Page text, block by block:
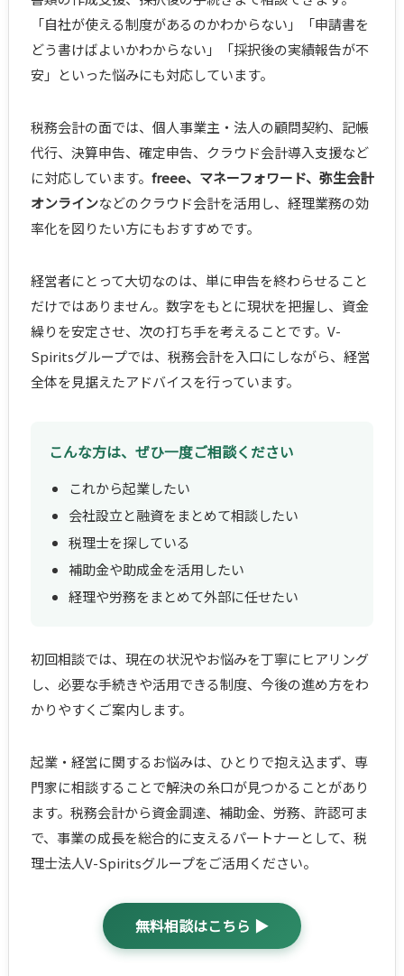
「自社が使える制度があるのかわからない」「申請書を
どう書けばよいかわからない」「採択後の実績報告が不
安」といった悩みにも対応しています。
税務会計の面では、個人事業主・法人の顧問契約、記帳
代行、決算申告、確定申告、クラウド会計導入支援など
に対応しています。 freee、マネーフォワード、弥生会計
オンラインなどのクラウド会計を活用し、経理業務の効
率化を図りたい方にもおすすめです。
経営者にとって大切なのは、単に申告を終わらせること
だけではありません。数字をもとに現状を把握し、資金
繰りを安定させ、次の打ち手を考えることです。V-
Spiritsグループでは、税務会計を入口にしながら、経営
全体を見据えたアドバイスを行っています。
こんな方は、ぜひ一度ご相談ください
これから起業したい
会社設立と融資をまとめて相談したい
税理士を探している
補助金や助成金を活用したい
経理や労務をまとめて外部に任せたい
初回相談では、現在の状況やお悩みを丁寧にヒアリング
し、必要な手続きや活用できる制度、今後の進め方をわ
かりやすくご案内します。
起業・経営に関するお悩みは、ひとりで抱え込まず、専
門家に相談することで解決の糸口が見つかることがあり
ます。税務会計から資金調達、補助金、労務、許認可ま
で、事業の成長を総合的に支えるパートナーとして、税
理士法人V-Spiritsグループをご活用ください。
無料相談はこちら ▶